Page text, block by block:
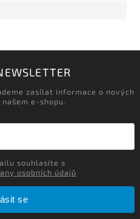
zasílat informace o nových
e-shopu.
osobních údajů
se